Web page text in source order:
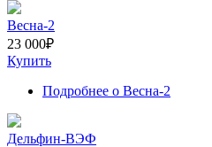
Весна-2
23 000₽
Купить
Подробнее о Весна-2
Дельфин-ВЭФ